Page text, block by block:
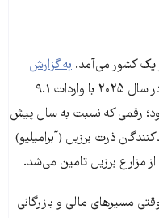
یک کشور می‌آمد. به گزارش
(Fastmarkets)، ایران در سال ۲۰۲۵ با واردات ۹.۱
رقمی که نسبت به سال پیش
ذرت برزیل (آبرامیلیو)
مسیرهای مالی و بازرگانی